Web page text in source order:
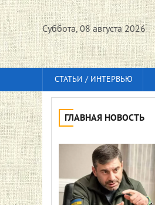
Суббота, 08 августа 2026
СТАТЬИ / ИНТЕРВЬЮ
ГЛАВНАЯ НОВОСТЬ